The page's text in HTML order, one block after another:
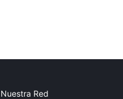
Nuestra Red